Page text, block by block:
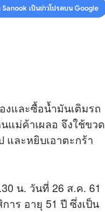
Sanook เป็นข่าวโปรดบน Google
งและซื้อน้ำมันเติมรถ
แม่ค้าเผลอ จึงใช้ขวด
และหยิบเอาตะกร้า
น. วันที่ 26 ส.ค. 61
าร อายุ 51 ปี ซึ่งเป็น